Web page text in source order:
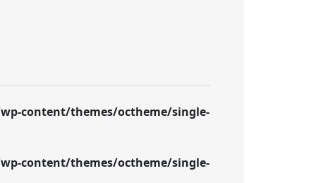
content/themes/octheme/single-
content/themes/octheme/single-